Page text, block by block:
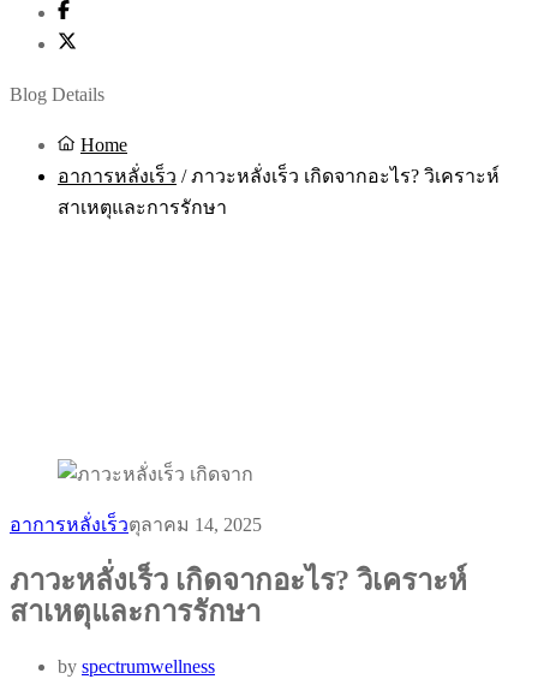
Blog Details
Home
อาการหลั่งเร็ว / ภาวะหลั่งเร็ว เกิดจากอะไร? วิเคราะห์
สาเหตุและการรักษา
อาการหลั่งเร็วตุลาคม 14, 2025
ภาวะหลั่งเร็ว เกิดจากอะไร? วิเคราะห์
สาเหตุและการรักษา
by spectrumwellness